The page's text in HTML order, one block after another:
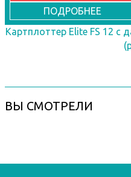
ПОДРОБНЕЕ
Картплоттер Elite FS 12 с
ВЫ СМОТРЕЛИ